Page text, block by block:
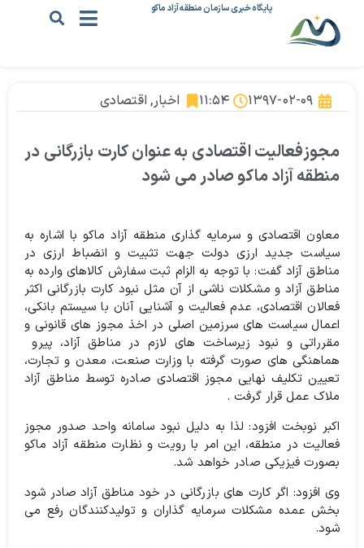
پایگاه خبری سازمان منطقه آزاد ماکو
۱۳۹۷-۰۲-۰۹ ۱۱:۵۴ اخبار, اقتصادی
مجوزفعالیت اقتصادی به عنوان کارت بازرگانی در
منطقه آزاد ماکو صادر می شود
معاون اقتصادی و سرمایه گذاری منطقه آزاد ماکو با اشاره به
سیاست جدید ارزی دولت جهت تثبیت و انضباط ارزی در
مناطق آزاد گفت: با توجه به الزام ثبت سفارش کالاهای وارده به
مناطق آزاد و مشکلات ناشی از آن مثل نبود کارت بازرگانی اکثر
فعالان اقتصادی، عدم فعالیت و آشنایی آنان با سیستم بانکی،
اعمال سیاست های سرزمین اصلی در اخذ مجوز های قانونی و
مقرراتی و نبود زیرساخت های لازم در مناطق آزاد، پیرو
هماهنگی های صورت گرفته با وزارت صنعت، معدن و تجارت،
تعیین تکلیف نهایی مجوز اقتصادی صادره توسط مناطق آزاد
ملاک عمل قرار گرفت .
اکبر نوبخت افزود: لذا به دلیل نبود سامانه واحد صدور مجوز
فعالیت در منطقه، این امر با رویت و نظارت منطقه آزاد ماکو
بصورت فیزیکی صادر خواهد شد.
وی افزود: اگر کارت های بازرگانی در خود مناطق آزاد صادر شود
بخش عمده مشکلات سرمایه گذاران و تولیدکنندگان رفع می
شود.